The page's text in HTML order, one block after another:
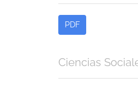
PDF
Ciencias